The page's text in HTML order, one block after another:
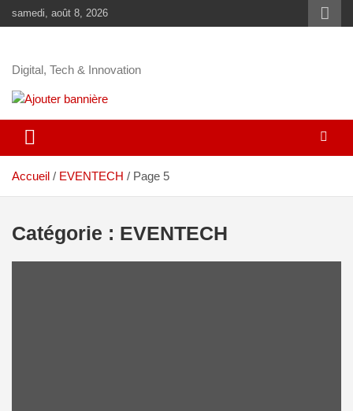
samedi, août 8, 2026
Digital, Tech & Innovation
Accueil EVENTECH Page 5
Catégorie : EVENTECH